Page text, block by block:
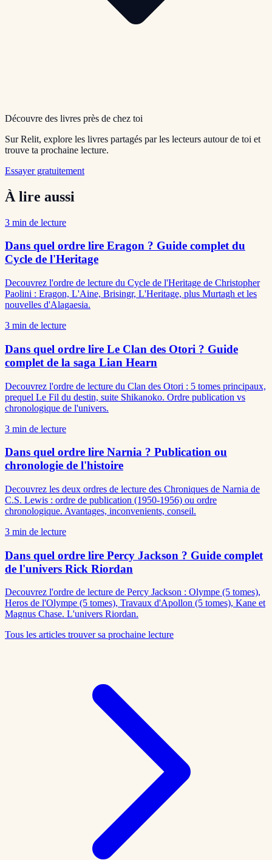
Découvre des livres près de chez toi
Sur Relit, explore les livres partagés par les lecteurs autour de toi et
trouve ta prochaine lecture.
Essayer gratuitement
À lire aussi
3 min de lecture
Dans quel ordre lire Eragon ? Guide complet du
Cycle de l'Heritage
Decouvrez l'ordre de lecture du Cycle de l'Heritage de Christopher
Paolini : Eragon, L'Aine, Brisingr, L'Heritage, plus Murtagh et les
nouvelles d'Alagaesia.
3 min de lecture
Dans quel ordre lire Le Clan des Otori ? Guide
complet de la saga Lian Hearn
Decouvrez l'ordre de lecture du Clan des Otori : 5 tomes principaux,
prequel Le Fil du destin, suite Shikanoko. Ordre publication vs
chronologique de l'univers.
3 min de lecture
Dans quel ordre lire Narnia ? Publication ou
chronologie de l'histoire
Decouvrez les deux ordres de lecture des Chroniques de Narnia de
C.S. Lewis : ordre de publication (1950-1956) ou ordre
chronologique. Avantages, inconvenients, conseil.
3 min de lecture
Dans quel ordre lire Percy Jackson ? Guide complet
de l'univers Rick Riordan
Decouvrez l'ordre de lecture de Percy Jackson : Olympe (5 tomes),
Heros de l'Olympe (5 tomes), Travaux d'Apollon (5 tomes), Kane et
Magnus Chase. L'univers Riordan.
Tous les articles trouver sa prochaine lecture